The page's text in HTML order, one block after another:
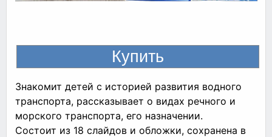
Знакомит детей с историей развития водного
транспорта, рассказывает о видах речного и
морского транспорта, его назначении.
Состоит из 18 слайдов и обложки, сохранена в